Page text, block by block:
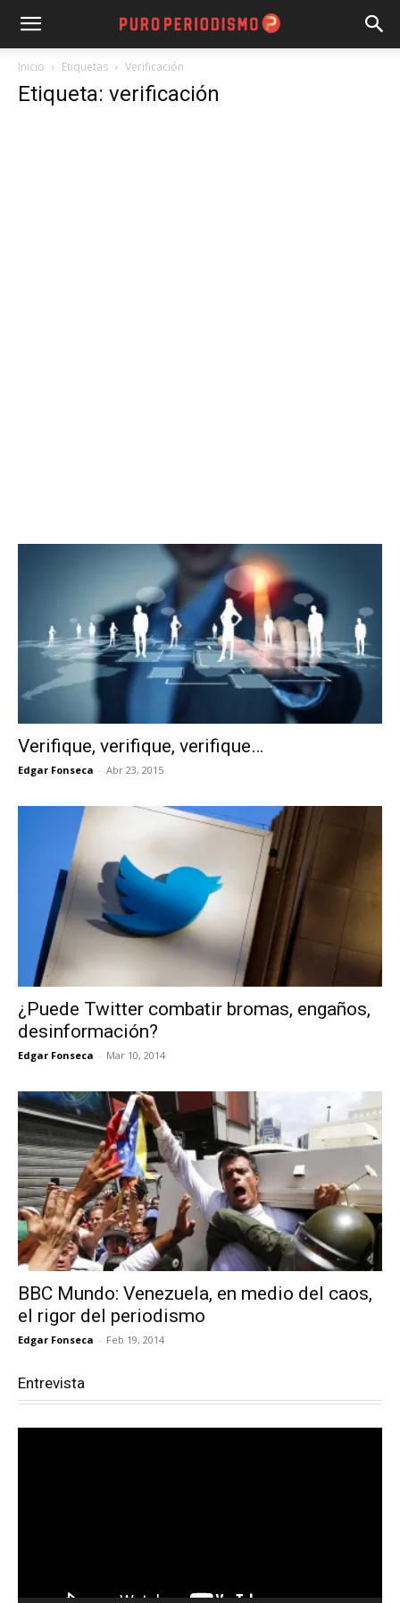
Inicio Etiquetas Verificación
Etiqueta: verificación
Verifique, verifique, verifique…
Edgar Fonseca - Abr 23, 2015
¿Puede Twitter combatir bromas, engaños,
desinformación?
Edgar Fonseca - Mar 10, 2014
BBC Mundo: Venezuela, en medio del caos,
el rigor del periodismo
Edgar Fonseca - Feb 19, 2014
Entrevista